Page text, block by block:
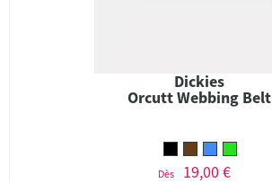
Dickies
Orcutt Webbing Belt
Dès 19,00 €